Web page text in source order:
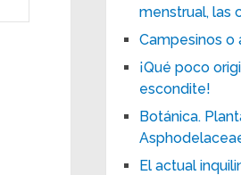
menstrual, las
Campesinos o
¡Qué poco
escondite!
Botánica.
El actual